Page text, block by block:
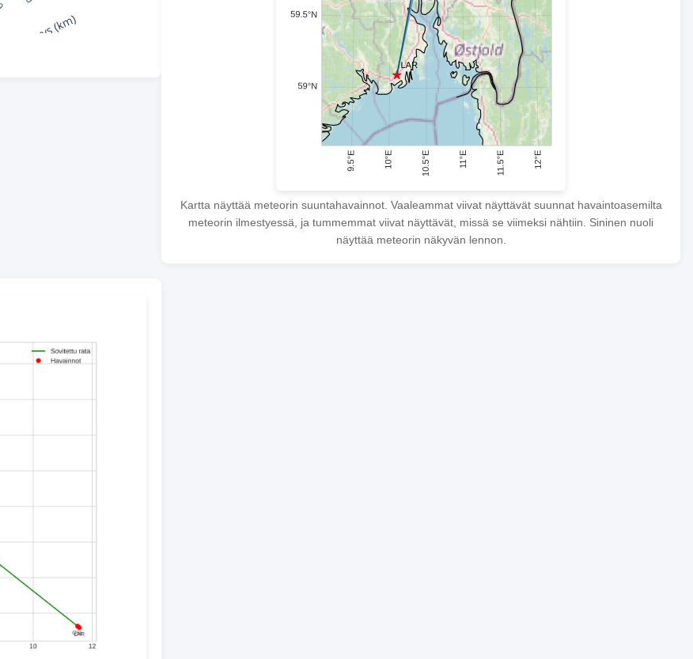
Kartta näyttää meteorin suuntahavainnot. Vaaleammat viivat näyttävät suunnat havaintoasemilta
meteorin ilmestyessä, ja tummemmat viivat näyttävät, missä se viimeksi nähtiin. Sininen nuoli
näyttää meteorin näkyvän lennon.